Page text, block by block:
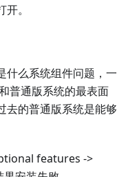
。
什么系统组件问题，一
普通版系统的最表面
去的普通版系统是能够
features ->